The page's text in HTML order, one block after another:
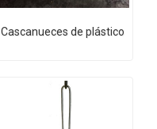
Cascanueces de plástico